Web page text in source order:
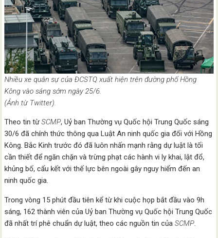
Nhiều xe quân sự của ĐCSTQ xuất hiện trên đường phố Hồng
Kông vào sáng sớm ngày 25/6.
(Ảnh từ Twitter).
Theo tin từSCMP, Uỷ ban Thường vụ Quốc hội Trung Quốc sáng
30/6 đã chính thức thông qua Luật An ninh quốc gia đối với Hồng
Kông. Bắc Kinh trước đó đã luôn nhấn mạnh rằng dự luật là tối
cần thiết để ngăn chặn và trừng phạt các hành vi ly khai, lật đổ,
khủng bố, cấu kết với thế lực bên ngoài gây nguy hiểm đến an
ninh quốc gia.
Trong vòng 15 phút đầu tiên kể từ khi cuộc họp bắt đầu vào 9h
sáng, 162 thành viên của Uỷ ban Thường vụ Quốc hội Trung Quốc
đã nhất trí phê chuẩn dự luật, theo các nguồn tin củaSCMP.